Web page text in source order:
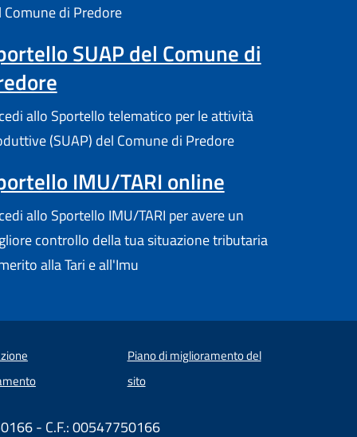
Comune di Predore
SUAP del Comune di
allo Sportello telematico per le attività
(SUAP) del Comune di Predore
IMU/TARI online
allo Sportello IMU/TARI per avere un
controllo della tua situazione tributaria
alla Tari e all'Imu
Piano di miglioramento del
sito
- C.F.: 00547750166